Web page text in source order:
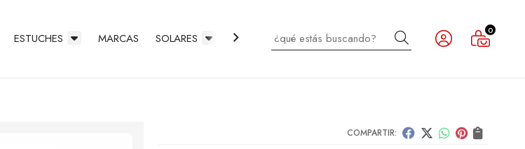
ESTUCHES MARCAS SOLARES CABELLO INFANTIL NOVEDADES OUTLET
Buscar 0
COMPARTIR: